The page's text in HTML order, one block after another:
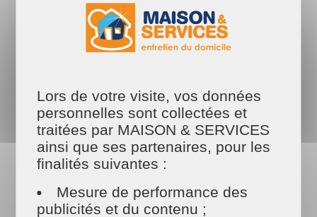
le temps de
nettoyage des vitres à Palaiseau par des
professionnels.
Les tarifs
MAISON ET SERVICES
Lors de votre visite, vos données
personnelles sont collectées et
traitées par MAISON & SERVICES
ainsi que ses partenaires, pour les
finalités suivantes :
Mesure de performance des
publicités et du contenu ;